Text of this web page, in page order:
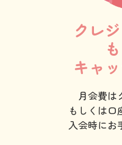
クレ
キャ
月会費は
もしくは口
入会時にお